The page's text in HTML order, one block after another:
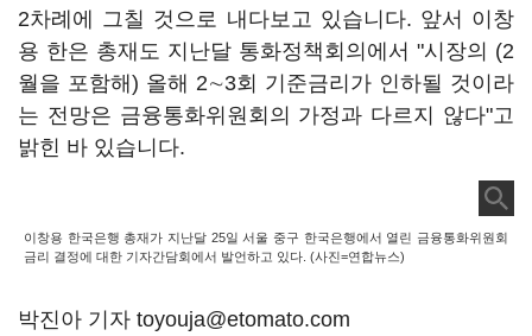
2차례에 그칠 것으로 내다보고 있습니다. 앞서 이창
용 한은 총재도 지난달 통화정책회의에서 "시장의 (2
월을 포함해) 올해 2∼3회 기준금리가 인하될 것이라
는 전망은 금융통화위원회의 가정과 다르지 않다"고
밝힌 바 있습니다.
이창용 한국은행 총재가 지난달 25일 서울 중구 한국은행에서 열린 금융통화위원회
금리 결정에 대한 기자간담회에서 발언하고 있다. (사진=연합뉴스)
박진아 기자 toyouja@etomato.com